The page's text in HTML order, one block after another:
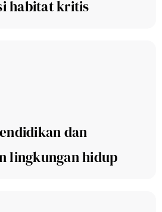
habitat kritis
dan
lingkungan hidup